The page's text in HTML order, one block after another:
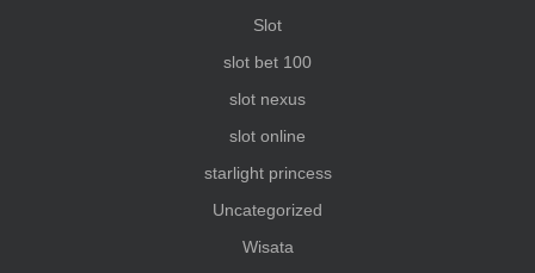
Slot
slot bet 100
slot nexus
slot online
starlight princess
Uncategorized
Wisata